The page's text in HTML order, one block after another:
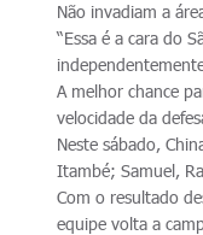
Não invadiam a
“Essa é a cara do
A melhor chance
velocidade da
Neste sábado,
Itambé; Samuel,
Com o resultado
equipe volta a